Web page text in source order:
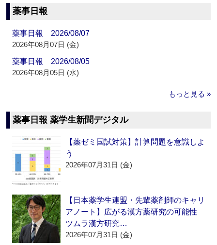
薬事日報
薬事日報 2026/08/07
2026年08月07日 (金)
薬事日報 2026/08/05
2026年08月05日 (水)
もっと見る »
薬事日報 薬学生新聞デジタル
【薬ゼミ国試対策】計算問題を意識しよ
う
2026年07月31日 (金)
【日本薬学生連盟・先輩薬剤師のキャリ
アノート】広がる漢方薬研究の可能性
ツムラ漢方研究…
2026年07月31日 (金)